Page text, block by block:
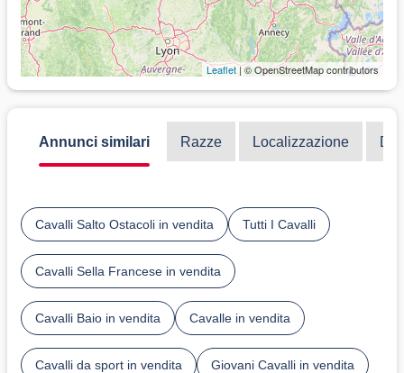
Leaflet| © OpenStreetMap contributors
Annunci similari Razze Localizzazione
Cavalli Salto Ostacoli in vendita Tutti I Cavalli
Cavalli Sella Francese in vendita
Cavalli Baio in vendita Cavalle in vendita
Cavalli da sport in vendita Giovani Cavalli in vendita